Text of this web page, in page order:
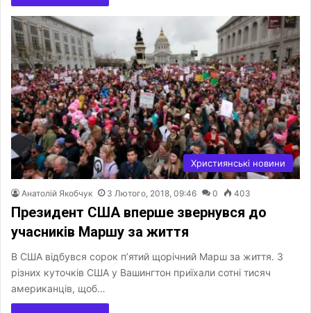
Християнські новини
Анатолій Якобчук 3 Лютого, 2018, 09:46 0 403
Президент США вперше звернувся до
учасників Маршу за життя
В США відбувся сорок п’ятий щорічний Марш за життя. З
різних куточків США у Вашингтон приїхали сотні тисяч
американців, щоб…